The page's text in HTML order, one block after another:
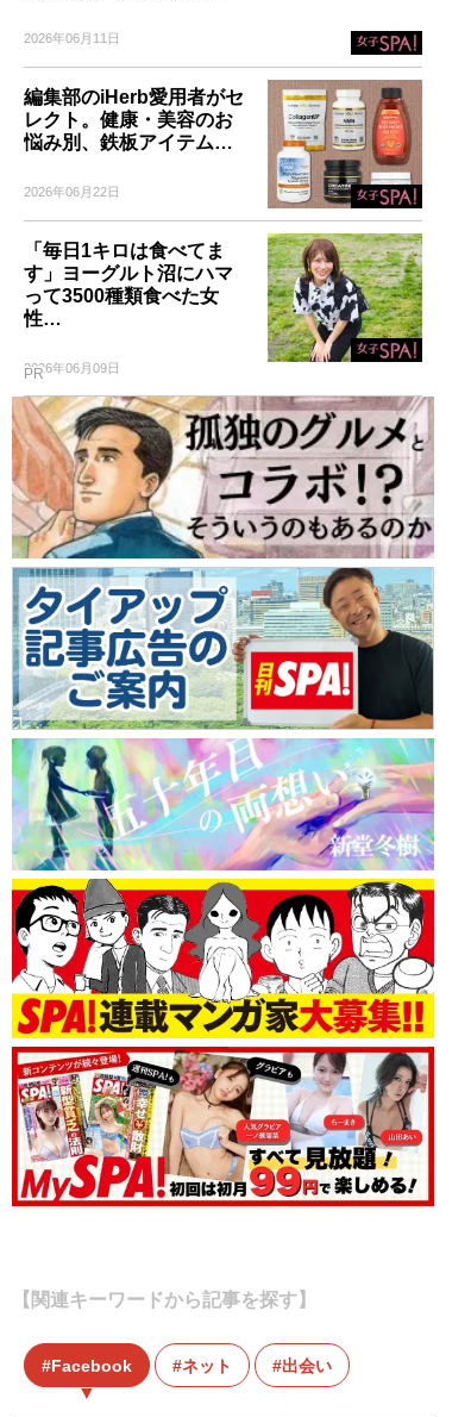
2026年06月11日
編集部のiHerb愛用者がセ
レクト。健康・美容のお
悩み別、鉄板アイテム…
2026年06月22日
「毎日1キロは食べてま
す」ヨーグルト沼にハマ
って3500種類食べた女
性…
2026年06月09日
PR
【関連キーワードから記事を探す】
Facebook ネット 出会い